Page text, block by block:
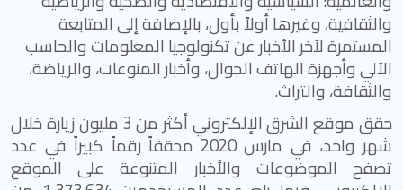
والثقافية، وغيرها أولاً بأول، بالإضافة إلى المتابعة
المستمرة لآخر الأخبار عن تكنولوجيا المعلومات والحاسب
الآلي وأجهزة الهاتف الجوال، وأخبار المنوعات، والرياضة،
والثقافة، والتراث.
حقق موقع الشرق الإلكتروني أكثر من 3 مليون زيارة خلال
شهر واحد، في مارس 2020 محققاً رقماً كبيراً في عدد
تصفح الموضوعات والأخبار المتنوعة على الموقع